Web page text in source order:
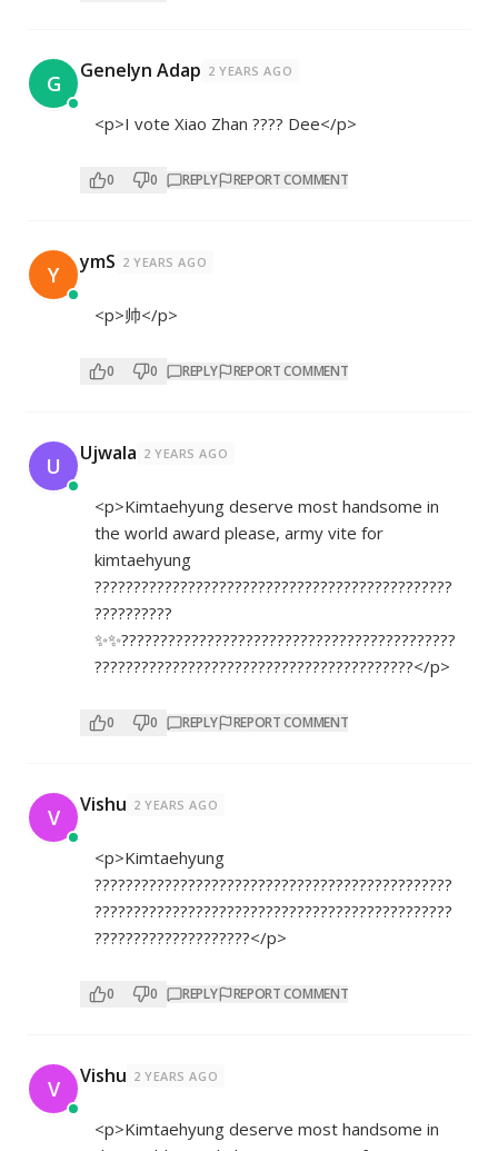
G Genelyn Adap 2 YEARS AGO
<p>I vote Xiao Zhan ???? Dee</p>
0 0 REPLY REPORT COMMENT
Y ymS 2 YEARS AGO
<p>帅</p>
0 0 REPLY REPORT COMMENT
U Ujwala 2 YEARS AGO
<p>Kimtaehyung deserve most handsome in
the world award please, army vite for
kimtaehyung
??????????????????????????????????????????????
??????????
✨✨???????????????????????????????????????????
?????????????????????????????????????????</p>
0 0 REPLY REPORT COMMENT
V Vishu 2 YEARS AGO
<p>Kimtaehyung
??????????????????????????????????????????????
??????????????????????????????????????????????
????????????????????</p>
0 0 REPLY REPORT COMMENT
V Vishu 2 YEARS AGO
<p>Kimtaehyung deserve most handsome in